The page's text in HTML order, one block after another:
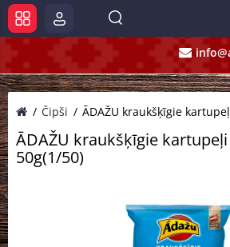
Čipši ĀDAŽU kraukšķīgie
ĀDAŽU kraukšķīgie
50g(1/50)